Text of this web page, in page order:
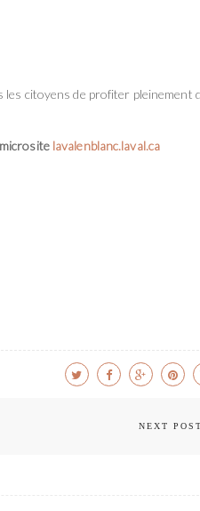
les citoyens de profiter pleinement
lavalenblanc.laval.ca
NEXT